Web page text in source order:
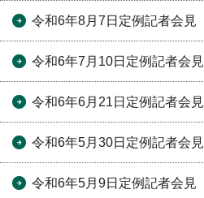
令和6年8月7日定例記者会見
令和6年7月10日定例記者会見
令和6年6月21日定例記者会見
令和6年5月30日定例記者会見
令和6年5月9日定例記者会見